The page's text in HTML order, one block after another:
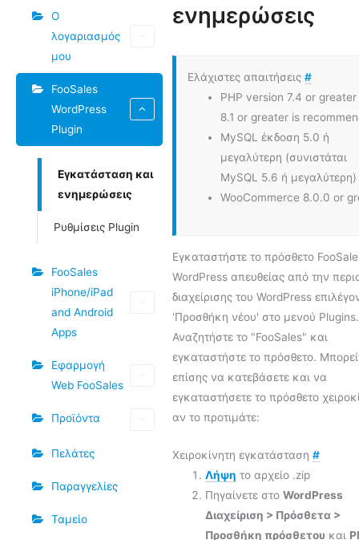
Ο
λογαριασμός
μου
FooSales
WordPress
Plugin
Εγκατάσταση και
ενημερώσεις
Ρυθμίσεις Plugin
FooSales
iPhone/iPad
and Android
Apps
Εφαρμογή
Web FooSales
Προϊόντα
Πελάτες
Παραγγελίες
Ταμείο
ενημερώσεις
Ελάχιστες απαιτήσεις #
PHP version 7.4 or greater
8.1 or greater is
MySQL έκδοση 5.0 ή
μεγαλύτερη (συνιστάται
MySQL 5.6 ή μεγαλύτερη)
WooCommerce 8.0.0 or
Εγκαταστήστε το πρόσθετο
WordPress απευθείας από την
διαχείρισης του WordPress
'Προσθήκη νέου' στο μενού Plugins.
Αναζητήστε το "FooSales" και
εγκαταστήστε το πρόσθετο.
επίσης να κατεβάσετε και να
εγκαταστήσετε το πρόσθετο
αν το προτιμάτε:
Χειροκίνητη εγκατάσταση #
Λήψη το αρχείο .zip
Πηγαίνετε στοWordPress
Διαχείριση > Πρόσθετα >
Προσθήκη πρόσθετου και
στο